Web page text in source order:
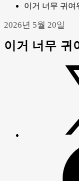
이거 너무 귀
2026년 5월 20일
이거 너무 귀